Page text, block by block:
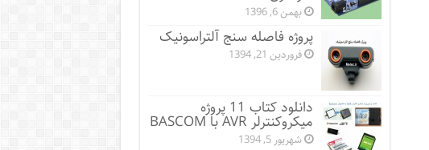
بهمن 6, 1396
پروژه فاصله سنج آلتراسونیک
فروردین 21, 1394
دانلود کتاب 11 پروژه
میکروکنترلر AVR با BASCOM
شهریور 5, 1394